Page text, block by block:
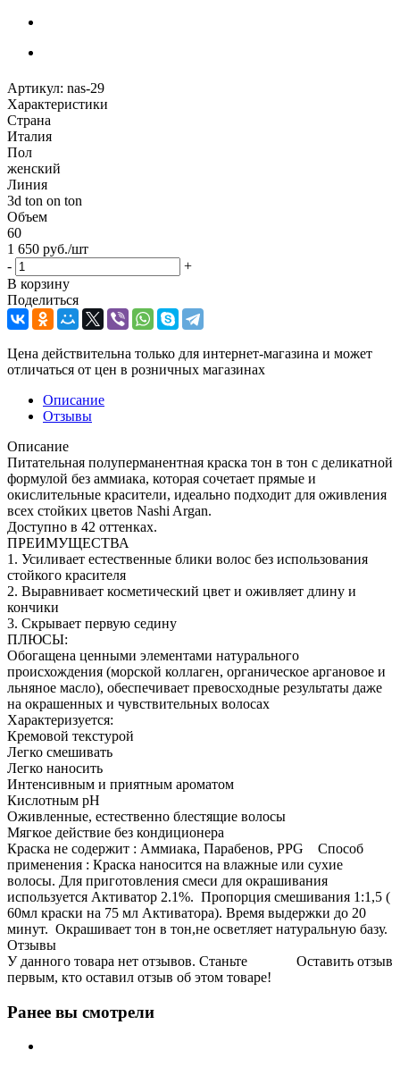
Артикул: nas-29
Характеристики
Страна
Италия
Пол
женский
Линия
3d ton on ton
Объем
60
1 650 руб./шт
-
+
В корзину
Поделиться
Цена действительна только для интернет-магазина и может
отличаться от цен в розничных магазинах
Описание
Отзывы
Описание
Питательная полуперманентная краска тон в тон с деликатной
формулой без аммиака, которая сочетает прямые и
окислительные красители, идеально подходит для оживления
всех стойких цветов Nashi Argan.
Доступно в 42 оттенках.
ПРЕИМУЩЕСТВА
1. Усиливает естественные блики волос без использования
стойкого красителя
2. Выравнивает косметический цвет и оживляет длину и
кончики
3. Скрывает первую седину
ПЛЮСЫ:
Обогащена ценными элементами натурального
происхождения (морской коллаген, органическое аргановое и
льняное масло), обеспечивает превосходные результаты даже
на окрашенных и чувствительных волосах
Характеризуется:
Кремовой текстурой
Легко смешивать
Легко наносить
Интенсивным и приятным ароматом
Кислотным pH
Оживленные, естественно блестящие волосы
Мягкое действие без кондиционера
Краска не содержит : Аммиака, Парабенов, PPG Способ
применения : Краска наносится на влажные или сухие
волосы. Для приготовления смеси для окрашивания
используется Активатор 2.1%. Пропорция смешивания 1:1,5 (
60мл краски на 75 мл Активатора). Время выдержки до 20
минут. Окрашивает тон в тон,не осветляет натуральную базу.
Отзывы
Оставить отзыв
У данного товара нет отзывов. Станьте
первым, кто оставил отзыв об этом товаре!
Ранее вы смотрели